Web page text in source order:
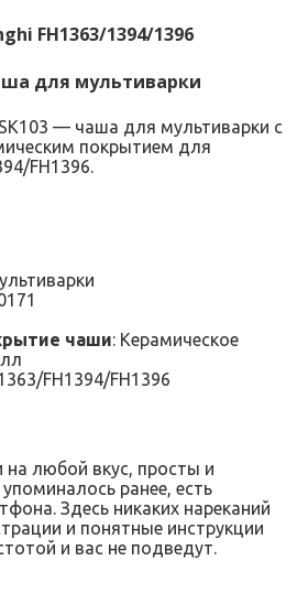
FH1363/1394/1396
для мультиварки
— чаша для мультиварки с
покрытием для
FH1396.
чаши: Керамическое
FH1394/FH1396
на любой вкус, просты и
ранее, есть
Здесь никаких нареканий
и понятные инструкции
и вас не подведут.